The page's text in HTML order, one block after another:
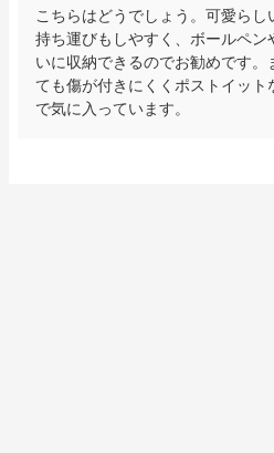
こちらはどうでしょう。可愛ら
持ち運びもしやすく、ボールペ
いに収納できるのでお勧めです。
ても傷が付きにくくポストイッ
で気に入っています。